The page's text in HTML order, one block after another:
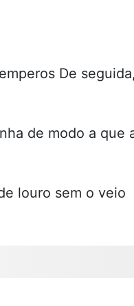
De seguida,
de modo a que
louro sem o veio